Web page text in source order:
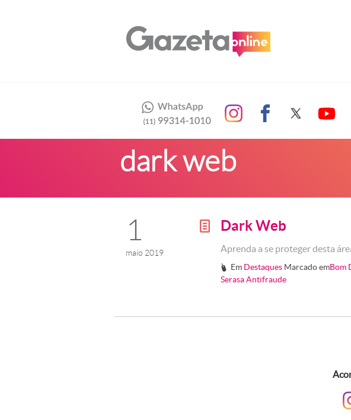
dark web
1
maio 2019
g Dark Web
Aprenda a se proteger desta
# Em Destaques Marcado emBom
Serasa Antifraude